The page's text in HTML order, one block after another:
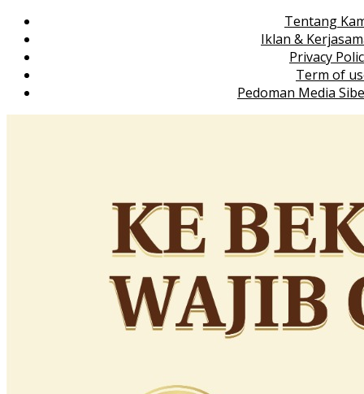
Tentang
Iklan &
Privacy
Term of
Pedoman Media